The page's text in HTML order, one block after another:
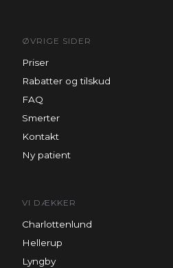
ØVRIGE SIDER
Priser
Rabatter og tilskud
FAQ
Smerter
Kontakt
Ny patient
VI DÆKKER
Charlottenlund
Hellerup
Lyngby